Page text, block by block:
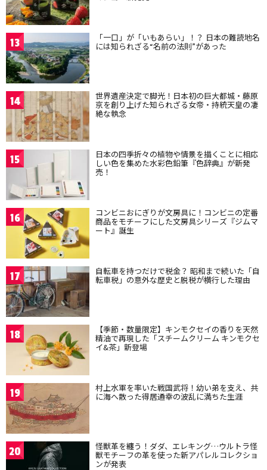
13 「一口」が「いもあらい」！？ 日本の難読地名
には知られざる“名前の法則”があった
14 世界遺産決定で脚光！日本初の巨大都城・藤原
京を創り上げた知られざる女帝・持統天皇の凄
絶な執念
15 日本の四季折々の植物や情景を描くことに相応
しい色を集めた水彩色鉛筆『色辞典』が新発
売！
16 コンビニおにぎりが文房具に！コンビニの定番
商品をモチーフにした文房具シリーズ『ジムマ
ート』誕生
17 自転車を持つだけで税金？ 昭和まで続いた「自
転車税」の意外な歴史と脱税が横行した理由
18 【季節・数量限定】キンモクセイの香りを天然
精油で再現した「スチームクリーム キンモクセ
イ&茶」新登場
19 村上水軍を率いた戦国武将！幼い弟を支え、共
に海へ散った得居通幸の波乱に満ちた生涯
20 怪獣革を纏う！ダダ、エレキング…ウルトラ怪
獣モチーフの革を使った新アパレルコレクショ
ンが発表